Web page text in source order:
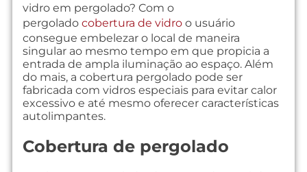
vidro em pergolado? Com o
pergolado cobertura de vidro o usuário
consegue embelezar o local de maneira
singular ao mesmo tempo em que propicia a
entrada de ampla iluminação ao espaço. Além
do mais, a cobertura pergolado pode ser
fabricada com vidros especiais para evitar calor
excessivo e até mesmo oferecer características
autolimpantes.
Cobertura de pergolado